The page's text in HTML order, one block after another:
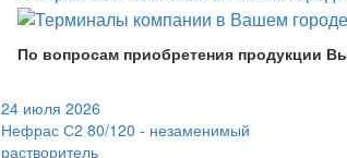
По вопросам приобретения продукции
24 июля 2026
Нефрас С2 80/120 - незаменимый
растворитель